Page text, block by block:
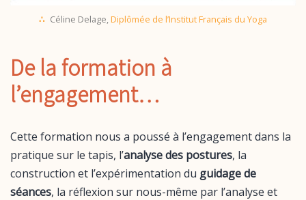
Céline Delage,Diplômée de l’Institut Français du Yoga
De la formation à
l’engagement…
Cette formation nous a poussé à l’engagement dans la
pratique sur le tapis, l’analyse des postures, la
construction et l’expérimentation du guidage de
séances, la réflexion sur nous-même par l’analyse et